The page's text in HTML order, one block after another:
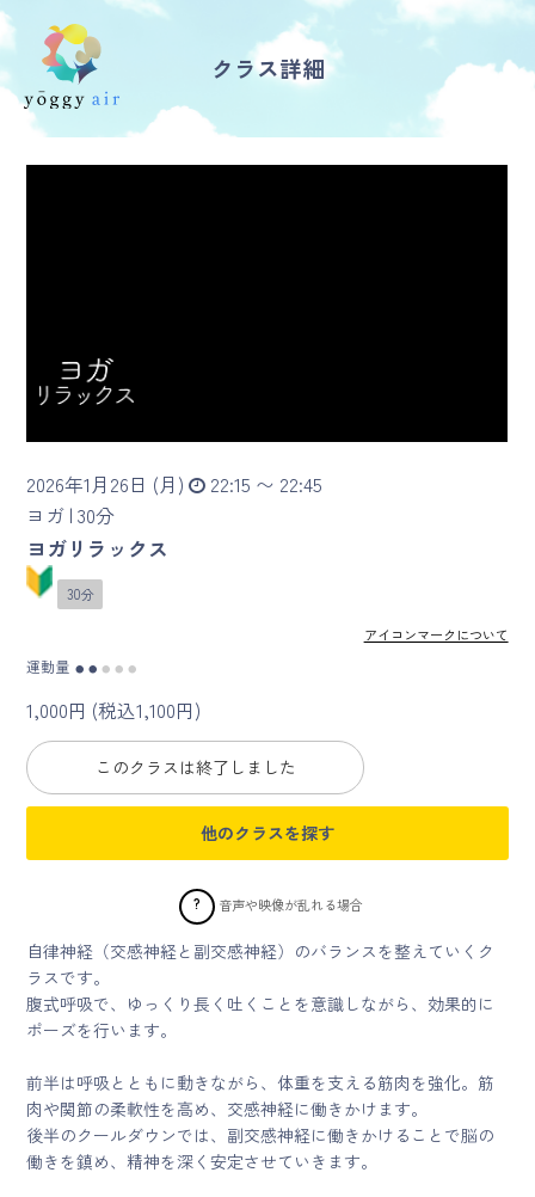
受講の流れ
yoggy store
yoggy magazine
yoggy mommy
マイページ
会員規約について
クラス参加にあたっての同意書
特定商取引にかかわる表示
プライバシーポリシー
クラス詳細
2026年1月26日 (月)
22:15 〜 22:45
ヨガ | 30分
ヨガリラックス
30分
アイコンマークについて
運動量 ● ● ● ● ●
1,000円 (税込1,100円)
このクラスは終了しました
他のクラスを探す
? 音声や映像が乱れる場合
自律神経（交感神経と副交感神経）のバランスを整えていくク
ラスです。
腹式呼吸で、ゆっくり長く吐くことを意識しながら、効果的に
ポーズを行います。
前半は呼吸とともに動きながら、体重を支える筋肉を強化。筋
肉や関節の柔軟性を高め、交感神経に働きかけます。
後半のクールダウンでは、副交感神経に働きかけることで脳の
働きを鎮め、精神を深く安定させていきます。